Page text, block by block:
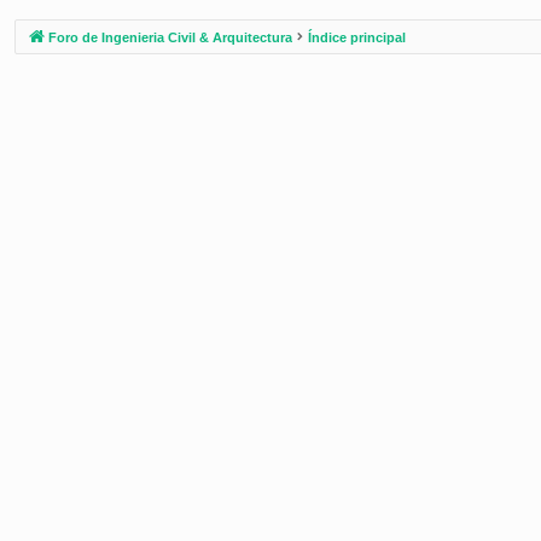
Foro de Ingenieria Civil & Arquitectura Índice principal